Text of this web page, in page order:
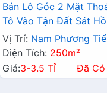
Bán Lô Góc 2 Mặt
Tô Vào Tận Đất Sát
Vị Trí: Nam Phương
Diện Tích: 250m²
Giá:3-3.5 Tỉ Đã Có